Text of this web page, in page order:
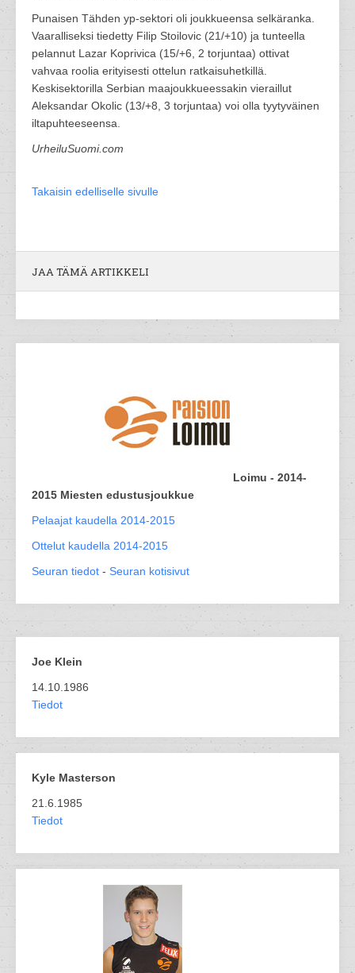
Punaisen Tähden yp-sektori oli joukkueensa selkäranka.
Vaaralliseksi tiedetty Filip Stoilovic (21/+10) ja tunteella
pelannut Lazar Koprivica (15/+6, 2 torjuntaa) ottivat
vahvaa roolia erityisesti ottelun ratkaisuhetkillä.
Keskisektorilla Serbian maajoukkueessakin vieraillut
Aleksandar Okolic (13/+8, 3 torjuntaa) voi olla tyytyväinen
iltapuhteeseensa.
UrheiluSuomi.com
Takaisin edelliselle sivulle
JAA TÄMÄ ARTIKKELI
Loimu - 2014-
2015 Miesten edustusjoukkue
Pelaajat kaudella 2014-2015
Ottelut kaudella 2014-2015
Seuran tiedot - Seuran kotisivut
Joe Klein
14.10.1986
Tiedot
Kyle Masterson
21.6.1985
Tiedot